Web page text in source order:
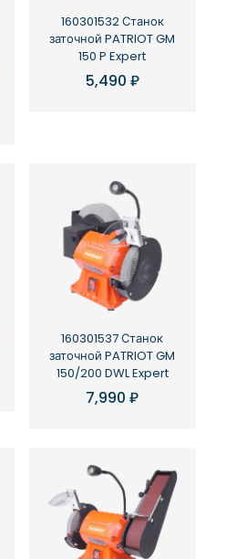
160301532 Станок
заточной PATRIOT GM
150 P Expert
5,490 ₽
160301537 Станок
заточной PATRIOT GM
150/200 DWL Expert
7,990₽